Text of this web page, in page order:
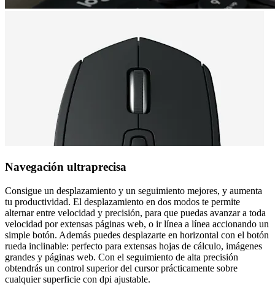
Navegación ultraprecisa
Consigue un desplazamiento y un seguimiento mejores, y aumenta
tu productividad. El desplazamiento en dos modos te permite
alternar entre velocidad y precisión, para que puedas avanzar a toda
velocidad por extensas páginas web, o ir línea a línea accionando un
simple botón. Además puedes desplazarte en horizontal con el botón
rueda inclinable: perfecto para extensas hojas de cálculo, imágenes
grandes y páginas web. Con el seguimiento de alta precisión
obtendrás un control superior del cursor prácticamente sobre
cualquier superficie con dpi ajustable.